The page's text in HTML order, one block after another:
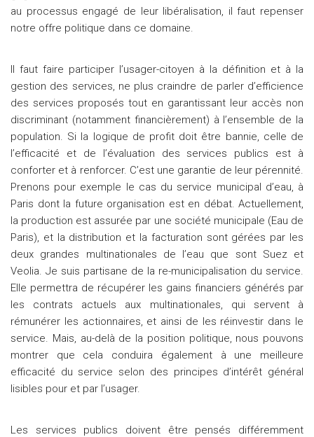
au processus engagé de leur libéralisation, il faut repenser
notre offre politique dans ce domaine.
Il faut faire participer l’usager-citoyen à la définition et à la
gestion des services, ne plus craindre de parler d’efficience
des services proposés tout en garantissant leur accès non
discriminant (notamment financièrement) à l’ensemble de la
population. Si la logique de profit doit être bannie, celle de
l’efficacité et de l’évaluation des services publics est à
conforter et à renforcer. C’est une garantie de leur pérennité.
Prenons pour exemple le cas du service municipal d’eau, à
Paris dont la future organisation est en débat. Actuellement,
la production est assurée par une société municipale (Eau de
Paris), et la distribution et la facturation sont gérées par les
deux grandes multinationales de l’eau que sont Suez et
Veolia. Je suis partisane de la re-municipalisation du service.
Elle permettra de récupérer les gains financiers générés par
les contrats actuels aux multinationales, qui servent à
rémunérer les actionnaires, et ainsi de les réinvestir dans le
service. Mais, au-delà de la position politique, nous pouvons
montrer que cela conduira également à une meilleure
efficacité du service selon des principes d’intérêt général
lisibles pour et par l’usager.
Les services publics doivent être pensés différemment